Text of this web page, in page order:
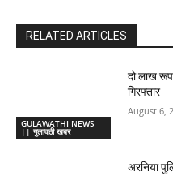
RELATED ARTICLES
GULAWATHI NEWS
|| गुलावठी खबर
दो लाख
गिरफ्तार
August 6,
अरनिया